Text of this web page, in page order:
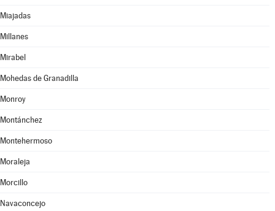
Miajadas
Millanes
Mirabel
Mohedas de Granadilla
Monroy
Montánchez
Montehermoso
Moraleja
Morcillo
Navaconcejo